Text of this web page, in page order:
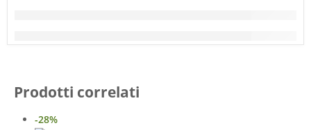
Prodotti correlati
-28%